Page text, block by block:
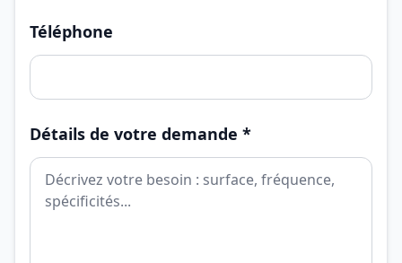
Téléphone
Détails de votre demande *